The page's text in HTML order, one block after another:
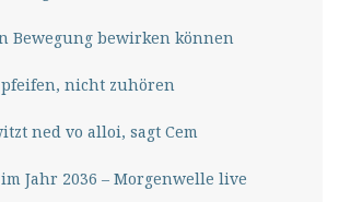
Bewegung bewirken können
nicht zuhören
ned vo alloi, sagt Cem
Jahr 2036 – Morgenwelle live